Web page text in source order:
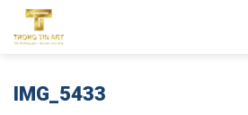
qua
IMG_5433